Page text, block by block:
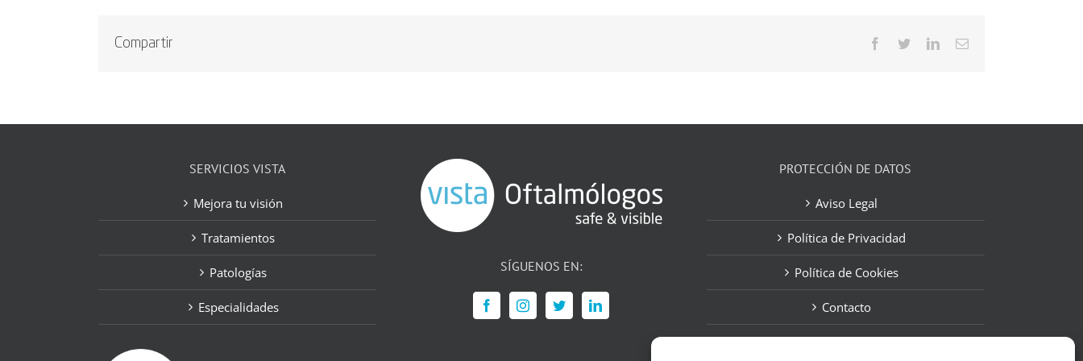
Compartir Facebook
TwitterLinkedInCorreo
SERVICIOS VISTA
Mejora tu visión
Tratamientos
Patologías
Especialidades
SÍGUENOS EN:
PROTECCIÓN DE DATOS
Aviso Legal
Política de Privacidad
Política de Cookies
Contacto